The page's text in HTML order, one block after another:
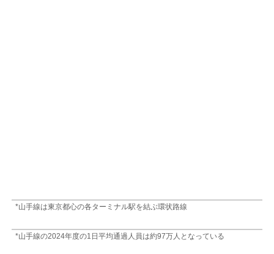
*山手線は東京都心の各ターミナル駅を結ぶ環状路線
*山手線の2024年度の1日平均通過人員は約97万人となっている